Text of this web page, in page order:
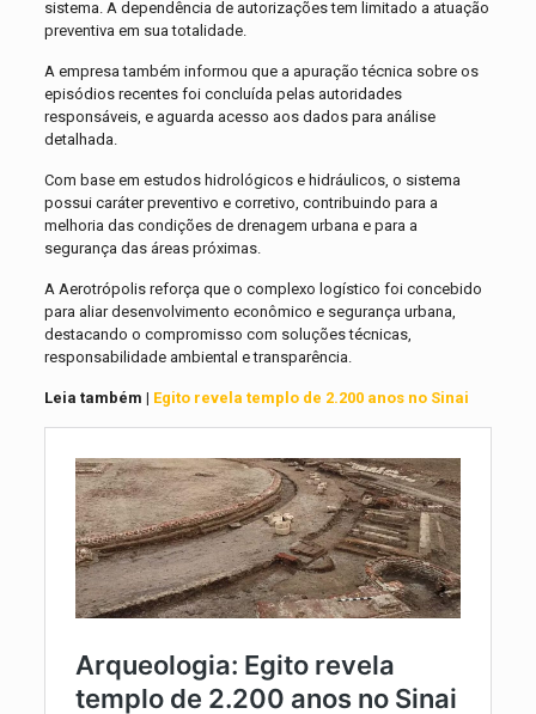
sistema. A dependência de autorizações tem limitado a atuação
preventiva em sua totalidade.
A empresa também informou que a apuração técnica sobre os
episódios recentes foi concluída pelas autoridades
responsáveis, e aguarda acesso aos dados para análise
detalhada.
Com base em estudos hidrológicos e hidráulicos, o sistema
possui caráter preventivo e corretivo, contribuindo para a
melhoria das condições de drenagem urbana e para a
segurança das áreas próximas.
A Aerotrópolis reforça que o complexo logístico foi concebido
para aliar desenvolvimento econômico e segurança urbana,
destacando o compromisso com soluções técnicas,
responsabilidade ambiental e transparência.
Leia também | Egito revela templo de 2.200 anos no Sinai